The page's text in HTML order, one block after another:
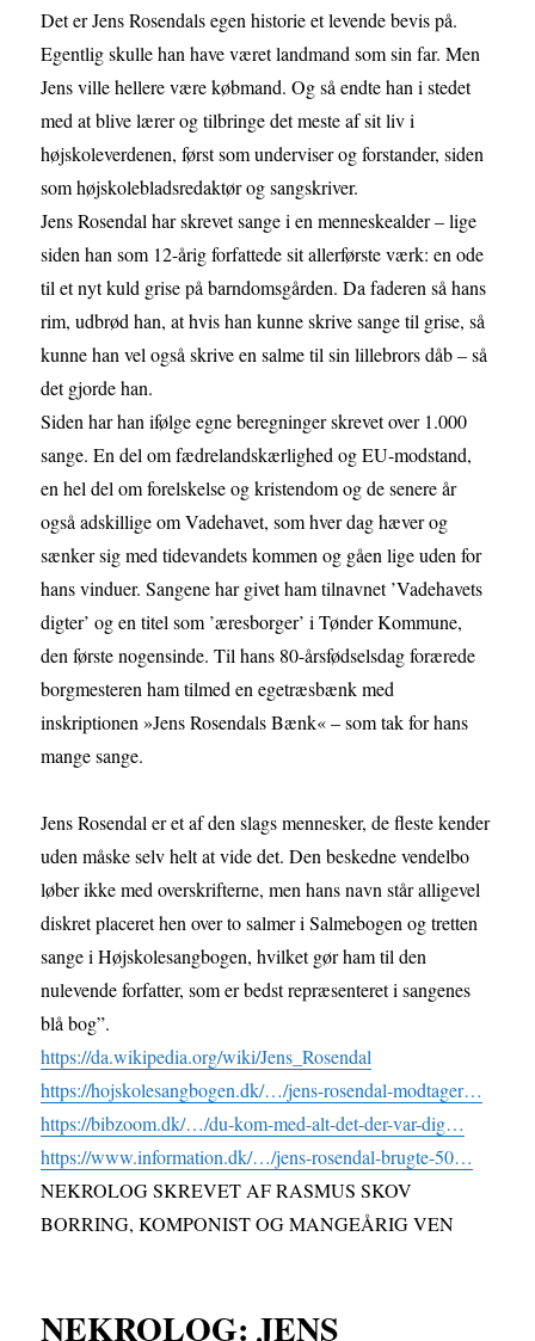
Det er Jens Rosendals egen historie et levende bevis på.
Egentlig skulle han have været landmand som sin far. Men
Jens ville hellere være købmand. Og så endte han i stedet
med at blive lærer og tilbringe det meste af sit liv i
højskoleverdenen, først som underviser og forstander, siden
som højskolebladsredaktør og sangskriver.
Jens Rosendal har skrevet sange i en menneskealder – lige
siden han som 12-årig forfattede sit allerførste værk: en ode
til et nyt kuld grise på barndomsgården. Da faderen så hans
rim, udbrød han, at hvis han kunne skrive sange til grise, så
kunne han vel også skrive en salme til sin lillebrors dåb – så
det gjorde han.
Siden har han ifølge egne beregninger skrevet over 1.000
sange. En del om fædrelandskærlighed og EU-modstand,
en hel del om forelskelse og kristendom og de senere år
også adskillige om Vadehavet, som hver dag hæver og
sænker sig med tidevandets kommen og gåen lige uden for
hans vinduer. Sangene har givet ham tilnavnet ’Vadehavets
digter’ og en titel som ’æresborger’ i Tønder Kommune,
den første nogensinde. Til hans 80-årsfødselsdag forærede
borgmesteren ham tilmed en egetræsbænk med
inskriptionen »Jens Rosendals Bænk« – som tak for hans
mange sange.
Jens Rosendal er et af den slags mennesker, de fleste kender
uden måske selv helt at vide det. Den beskedne vendelbo
løber ikke med overskrifterne, men hans navn står alligevel
diskret placeret hen over to salmer i Salmebogen og tretten
sange i Højskolesangbogen, hvilket gør ham til den
nulevende forfatter, som er bedst repræsenteret i sangenes
blå bog”.
https://da.wikipedia.org/wiki/Jens_Rosendal
https://hojskolesangbogen.dk/…/jens-rosendal-modtager…
https://bibzoom.dk/…/du-kom-med-alt-det-der-var-dig…
https://www.information.dk/…/jens-rosendal-brugte-50…
NEKROLOG SKREVET AF RASMUS SKOV
BORRING, KOMPONIST OG MANGEÅRIG VEN
NEKROLOG: JENS